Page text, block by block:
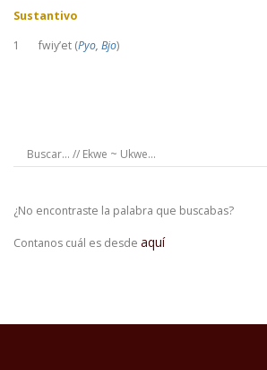
Sustantivo
1 fwiy’et (Pyo, Bjo)
¿No encontraste la palabra que buscabas?
Contanos cuál es desde aquí